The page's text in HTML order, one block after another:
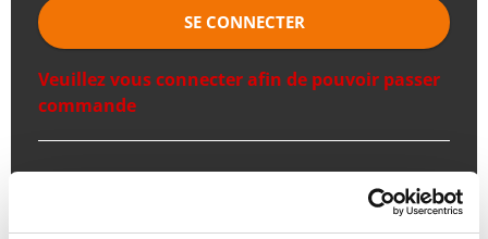
SE CONNECTER
Veuillez vous connecter afin de pouvoir passer
commande